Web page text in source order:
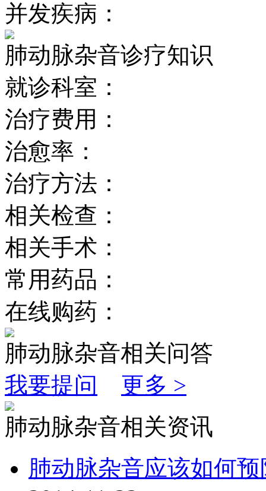
并发疾病：
肺动脉杂音诊疗知识
就诊科室：
治疗费用：
治愈率：
治疗方法：
相关检查：
相关手术：
常用药品：
在线购药：
肺动脉杂音相关问答
我要提问
更多 >
肺动脉杂音相关资讯
肺动脉杂音应该如何预